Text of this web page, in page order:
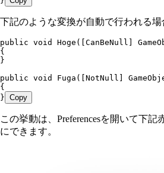
下記のような変換が自動で行われる場
public void Hoge ([ CanBeNull
{
}
public void Fuga ([ NotNull
{
} Copy
この挙動は、Preferencesを開いて下
にできます。